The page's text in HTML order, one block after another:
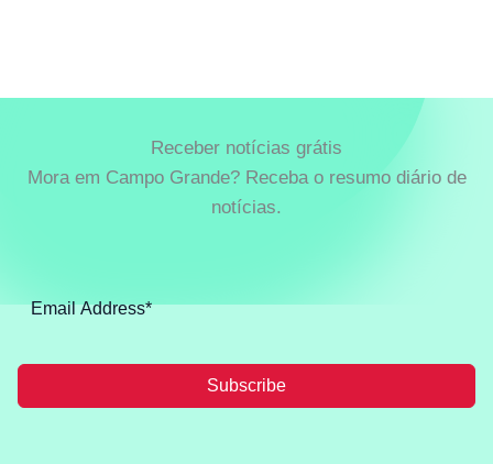
Receber notícias grátis
Mora em Campo Grande? Receba o resumo diário de
notícias.
Subscribe